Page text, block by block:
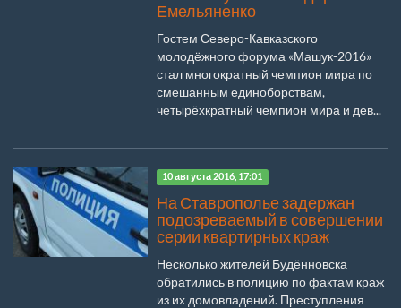
Емельяненко
Гостем Северо-Кавказского
молодёжного форума «Машук-2016»
стал многократный чемпион мира по
смешанным единоборствам,
четырёхкратный чемпион мира и дев...
10 августа 2016, 17:01
На Ставрополье задержан
подозреваемый в совершении
серии квартирных краж
Несколько жителей Будённовска
обратились в полицию по фактам краж
из их домовладений. Преступления